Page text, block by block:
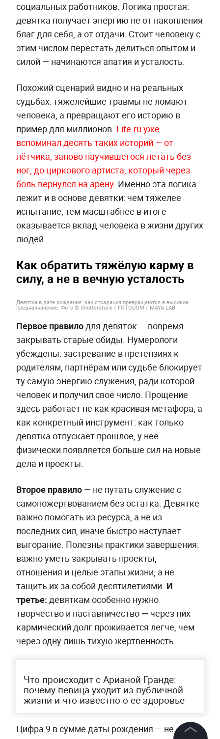
социальных работников. Логика простая:
девятка получает энергию не от накопления
благ для себя, а от отдачи. Стоит человеку с
этим числом перестать делиться опытом и
силой — начинаются апатия и усталость.
Похожий сценарий видно и на реальных
судьбах: тяжелейшие травмы не ломают
человека, а превращают его историю в
пример для миллионов. Life.ru уже
вспоминал десять таких историй — от
лётчика, заново научившегося летать без
ног, до циркового артиста, который через
боль вернулся на арену. Именно эта логика
лежит и в основе девятки: чем тяжелее
испытание, тем масштабнее в итоге
оказывается вклад человека в жизни других
людей.
Как обратить тяжёлую карму в
силу, а не в вечную усталость
Девятка в дате рождения: как страдания превращаются в высокое
предназначение. Фото © Shutterstock / FOTODOM / MAYA LAB
Первое правилодля девяток — вовремя
закрывать старые обиды. Нумерологи
убеждены: застревание в претензиях к
родителям, партнёрам или судьбе блокирует
ту самую энергию служения, ради которой
человек и получил своё число. Прощение
здесь работает не как красивая метафора, а
как конкретный инструмент: как только
девятка отпускает прошлое, у неё
физически появляется больше сил на новые
дела и проекты.
Второе правило— не путать служение с
самопожертвованием без остатка. Девятке
важно помогать из ресурса, а не из
последних сил, иначе быстро наступает
выгорание. Полезны практики завершения:
важно уметь закрывать проекты,
отношения и целые этапы жизни, а не
тащить их за собой десятилетиями. И
третье: девяткам особенно нужно
творчество и наставничество — через них
кармический долг проживается легче, чем
через одну лишь тихую жертвенность.
Что происходит с Арианой Гранде:
почему певица уходит из публичной
жизни и что известно о её здоровье
Цифра 9 в сумме даты рождения — не